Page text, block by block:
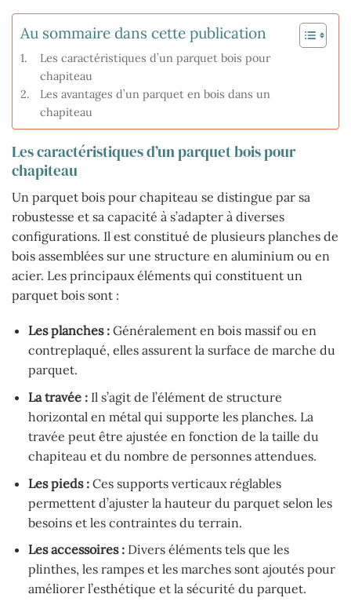
Au sommaire dans cette publication
Les caractéristiques d’un parquet bois pour
chapiteau
Les avantages d’un parquet en bois dans un
chapiteau
Les caractéristiques d’un parquet bois pour
chapiteau
Un parquet bois pour chapiteau se distingue par sa
robustesse et sa capacité à s’adapter à diverses
configurations. Il est constitué de plusieurs planches de
bois assemblées sur une structure en aluminium ou en
acier. Les principaux éléments qui constituent un
parquet bois sont :
Les planches :Généralement en bois massif ou en
contreplaqué, elles assurent la surface de marche du
parquet.
La travée :Il s’agit de l’élément de structure
horizontal en métal qui supporte les planches. La
travée peut être ajustée en fonction de la taille du
chapiteau et du nombre de personnes attendues.
Les pieds :Ces supports verticaux réglables
permettent d’ajuster la hauteur du parquet selon les
besoins et les contraintes du terrain.
Les accessoires :Divers éléments tels que les
plinthes, les rampes et les marches sont ajoutés pour
améliorer l’esthétique et la sécurité du parquet.